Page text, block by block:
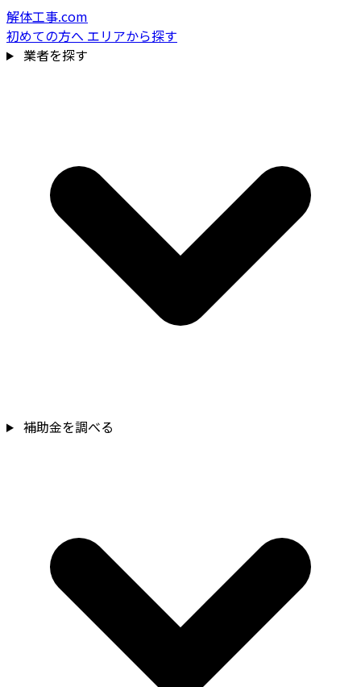
解体工事.com
初めての方へ エリアから探す
業者を探す
補助金を調べる